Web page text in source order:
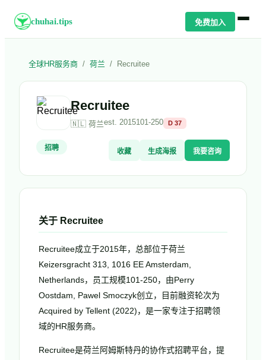
chuhai.tips 免费加入
全球HR服务商 / 荷兰 / Recruitee
Recruitee
🇳🇱 荷兰est. 2015101-250 D 37
招聘 收藏 生成海报 我要咨询
关于 Recruitee
Recruitee成立于2015年，总部位于荷兰
Keizersgracht 313, 1016 EE Amsterdam,
Netherlands，员工规模101-250，由Perry
Oostdam, Pawel Smoczyk创立，目前融资轮次为
Acquired by Tellent (2022)，是一家专注于招聘领
域的HR服务商。
Recruitee是荷兰阿姆斯特丹的协作式招聘平台，提